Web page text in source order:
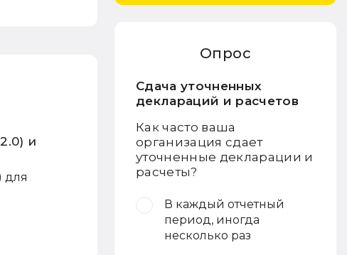
и
для
Опрос
Сдача уточненных
деклараций и расчетов
Как часто ваша
организация сдает
уточненные декларации и
расчеты?
В каждый отчетный
период, иногда
несколько раз